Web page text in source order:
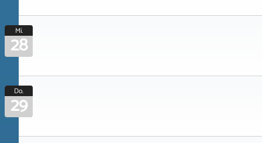
Mi.
28
Do.
29